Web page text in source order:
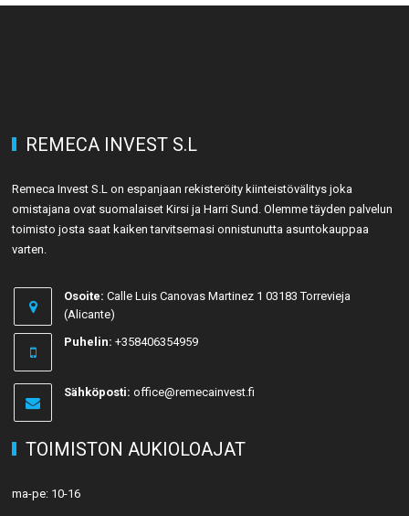
REMECA INVEST S.L
Remeca Invest S.L on espanjaan rekisteröity kiinteistövälitys joka
omistajana ovat suomalaiset Kirsi ja Harri Sund. Olemme täyden palvelun
toimisto josta saat kaiken tarvitsemasi onnistunutta asuntokauppaa
varten.
Osoite: Calle Luis Canovas Martinez 1 03183 Torrevieja
(Alicante)
Puhelin: +358406354959
Sähköposti: office@remecainvest.fi
TOIMISTON AUKIOLOAJAT
ma-pe: 10-16